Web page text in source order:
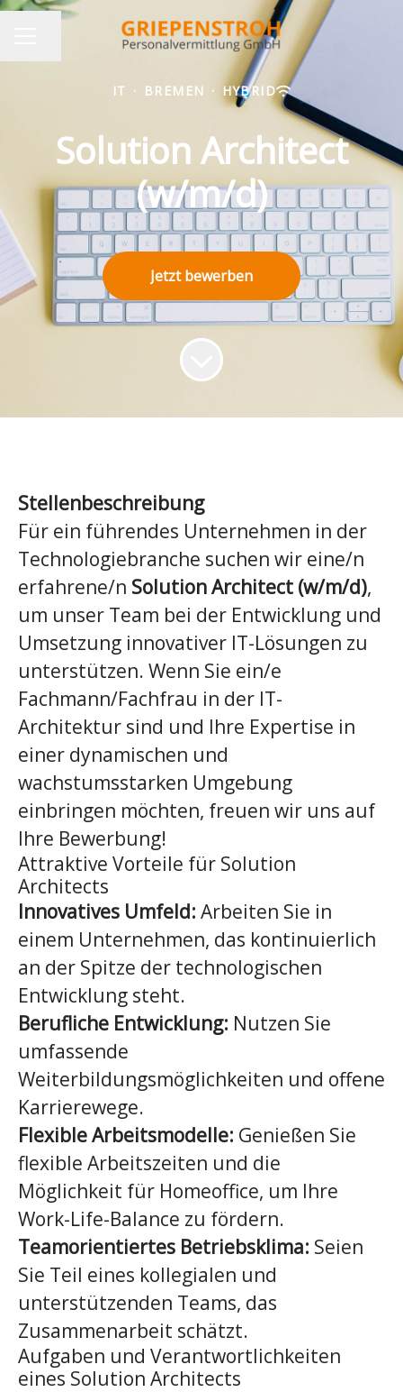
IT · BREMEN · HYBRID
Solution Architect
(w/m/d)
Jetzt bewerben
Stellenbeschreibung
Für ein führendes Unternehmen in der
Technologiebranche suchen wir eine/n
erfahrene/n Solution Architect (w/m/d),
um unser Team bei der Entwicklung und
Umsetzung innovativer IT-Lösungen zu
unterstützen. Wenn Sie ein/e
Fachmann/Fachfrau in der IT-
Architektur sind und Ihre Expertise in
einer dynamischen und
wachstumsstarken Umgebung
einbringen möchten, freuen wir uns auf
Ihre Bewerbung!
Attraktive Vorteile für Solution
Architects
Innovatives Umfeld: Arbeiten Sie in
einem Unternehmen, das kontinuierlich
an der Spitze der technologischen
Entwicklung steht.
Berufliche Entwicklung: Nutzen Sie
umfassende
Weiterbildungsmöglichkeiten und offene
Karrierewege.
Flexible Arbeitsmodelle: Genießen Sie
flexible Arbeitszeiten und die
Möglichkeit für Homeoffice, um Ihre
Work-Life-Balance zu fördern.
Teamorientiertes Betriebsklima: Seien
Sie Teil eines kollegialen und
unterstützenden Teams, das
Zusammenarbeit schätzt.
Aufgaben und Verantwortlichkeiten
eines Solution Architects